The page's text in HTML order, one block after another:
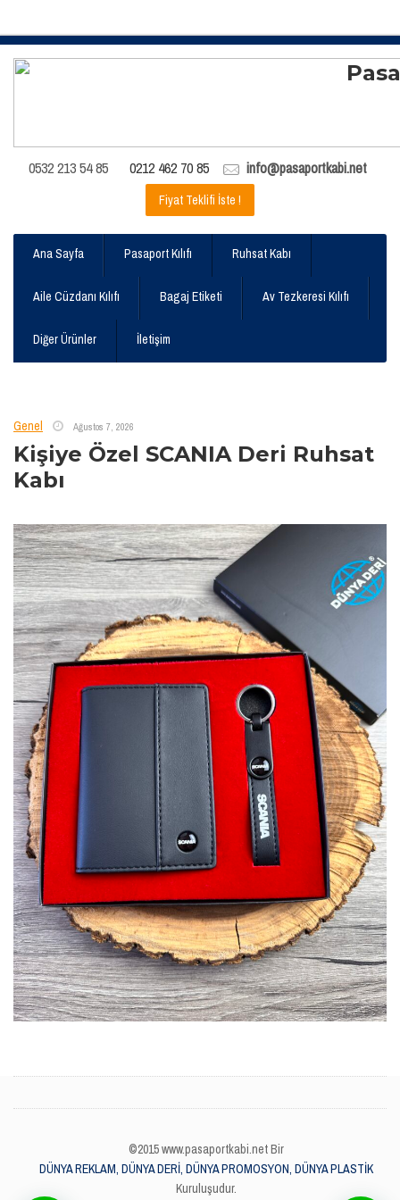
0532 213 54 85 0212 462 70 85 info@pasaportkabi.net
Fiyat Teklifi İste !
Ana Sayfa Pasaport Kılıfı Ruhsat Kabı
Aile Cüzdanı Kılıfı Bagaj Etiketi Av Tezkeresi Kılıfı
Diğer Ürünler İletişim
Genel Ağustos 7, 2026
Kişiye Özel SCANIA Deri Ruhsat
Kabı
©2015 www.pasaportkabi.net Bir
DÜNYA REKLAM, DÜNYA DERİ, DÜNYA PROMOSYON, DÜNYA PLASTİK
Kuruluşudur.